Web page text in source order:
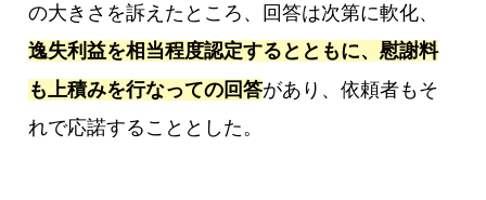
の大きさを訴えたところ、回答は次第に軟化、
逸失利益を相当程度認定するとともに、慰謝料
も上積みを行なっての回答があり、依頼者もそ
れで応諾することとした。